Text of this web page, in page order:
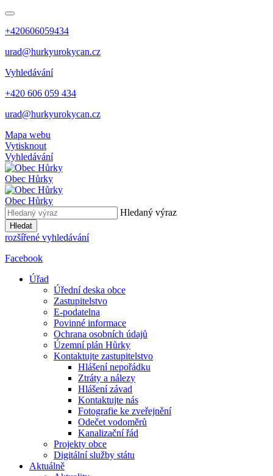
+420606059434
urad@hurkyurokycan.cz
Vyhledávání
+420 606 059 434
urad@hurkyurokycan.cz
Mapa webu
Vytisknout
Vyhledávání
Obec Hůrky
Obec Hůrky
Hledaný výraz
Hledat
rozšířené vyhledávání
Facebook
Úřad
Úřední deska obce
Zastupitelstvo
E-podatelna
Povinné informace
Ochrana osobních údajů
Územní plán Hůrky
Kontaktujte zastupitelstvo
Hlášení nepořádku
Ztráty a nálezy
Hlášení závad
Kontaktujte nás
Fotografie ke zveřejnění
Odečet vodoměrů
Kanalizační řád
Projekty obce
Digitální služby státu
Aktuálně